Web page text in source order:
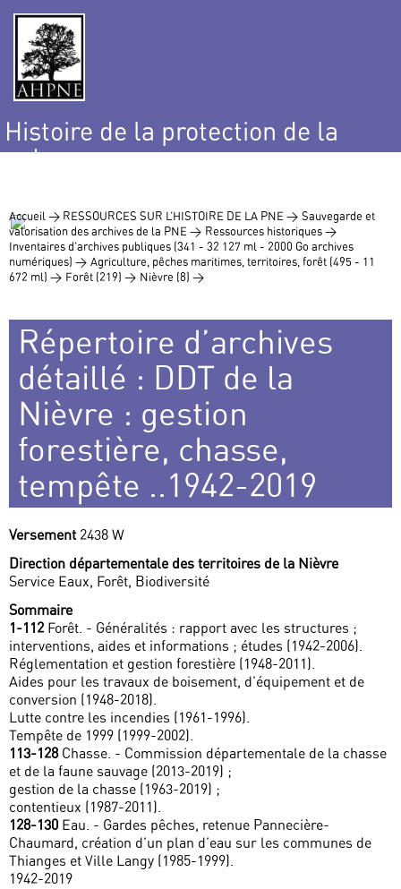
Histoire de la protection de la
nature
Accueil > RESSOURCES SUR L’HISTOIRE DE LA PNE > Sauvegarde et
valorisation des archives de la PNE > Ressources historiques >
Inventaires d’archives publiques (341 - 32 127 ml - 2000 Go archives
numériques) > Agriculture, pêches maritimes, territoires, forêt (495 - 11
672 ml) > Forêt (219) > Nièvre (8) >
Répertoire d’archives
détaillé : DDT de la
Nièvre : gestion
forestière, chasse,
tempête ..1942-2019
Versement 2438 W
Direction départementale des territoires de la Nièvre
Service Eaux, Forêt, Biodiversité
Sommaire
1-112 Forêt. - Généralités : rapport avec les structures ;
interventions, aides et informations ; études (1942-2006).
Réglementation et gestion forestière (1948-2011).
Aides pour les travaux de boisement, d’équipement et de
conversion (1948-2018).
Lutte contre les incendies (1961-1996).
Tempête de 1999 (1999-2002).
113-128Chasse. - Commission départementale de la chasse
et de la faune sauvage (2013-2019) ;
gestion de la chasse (1963-2019) ;
contentieux (1987-2011).
128-130 Eau. - Gardes pêches, retenue Pannecière-
Chaumard, création d’un plan d’eau sur les communes de
Thianges et Ville Langy (1985-1999).
1942-2019